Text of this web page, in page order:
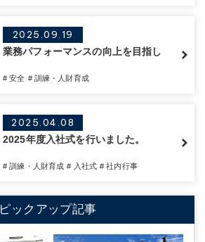
2025.09.19
業務パフォーマンスの向上を目指し
# 安全 # 訓練・人財育成
2025.04.08
2025年度入社式を行いました。
# 訓練・人財育成 # 入社式 # 社内行事
ピックアップ記事